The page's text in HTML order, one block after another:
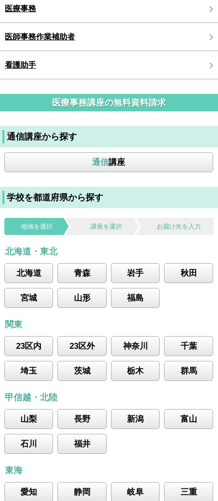
医療事務
医師事務作業補助者
看護助手
医療事務講座の無料資料請求
通信講座から探す
通信講座
学校を都道府県から探す
地域を選択 講座を選択 お届け先を入力
北海道・東北
北海道 青森 岩手 秋田
宮城 山形 福島
関東
23区内 23区外 神奈川 千葉
埼玉 茨城 栃木 群馬
甲信越・北陸
山梨 長野 新潟 富山
石川 福井
東海
愛知 静岡 岐阜 三重